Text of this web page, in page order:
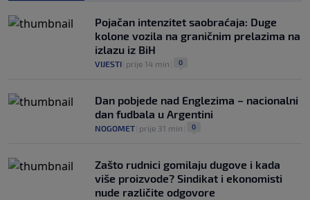
Pojačan intenzitet saobraćaja: Duge
kolone vozila na graničnim prelazima na
izlazu iz BiH
VIJESTI prije 14 min 0
Dan pobjede nad Englezima – nacionalni
dan fudbala u Argentini
NOGOMET prije 31 min 0
Zašto rudnici gomilaju dugove i kada
više proizvode? Sindikat i ekonomisti
nude različite odgovore